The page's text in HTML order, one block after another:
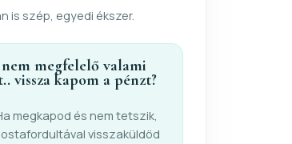
is szép, egyedi ékszer.
megfelelő valami
vissza kapom a pénzt?
megkapod és nem tetszik,
visszaküldöd